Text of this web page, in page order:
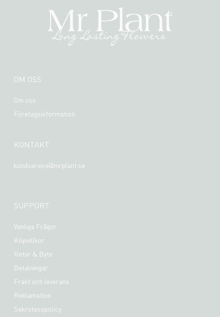
OM OSS
Om oss
Företagsinformation
KONTAKT
kundservice@mrplant.se
SUPPORT
Vanliga Frågor
Köpvillkor
Retur & Byte
Betalningar
Frakt och leverans
Reklamation
Sekretesspolicy